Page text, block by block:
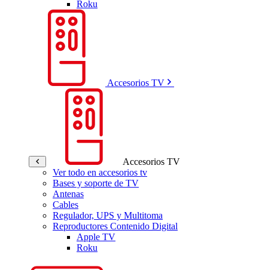
Roku
Accesorios TV
Accesorios TV
Ver todo en accesorios tv
Bases y soporte de TV
Antenas
Cables
Regulador, UPS y Multitoma
Reproductores Contenido Digital
Apple TV
Roku